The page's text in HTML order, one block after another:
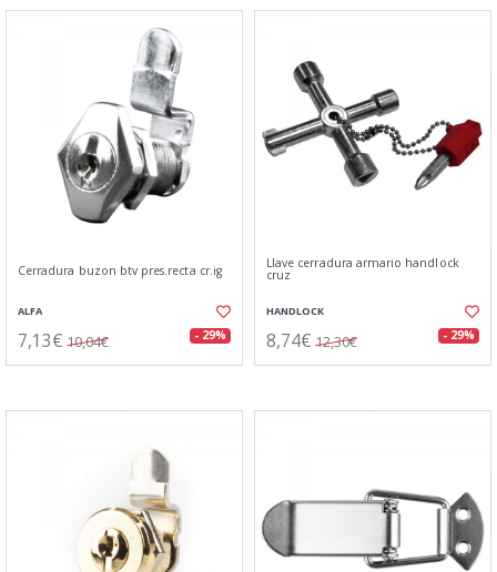
Cerradura buzon btv pres.recta cr.ig
ALFA
7,13€ 10,04€ - 29%
Llave cerradura armario handlock
cruz
HANDLOCK
8,74€ 12,30€ - 29%